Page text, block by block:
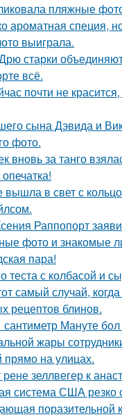
пляжные
ароматная специя,
выиграла.
старки
всё.
почти не
сына Дэвида и
фото.
вновь за танго
вышла в свет с
Раппопорт
фото и знакомые
пара!
теста с колбасой и
самый случай,
рецептов блинов.
Мануте
жары
на улицах.
зеллвегер к
система США резко
поразительной